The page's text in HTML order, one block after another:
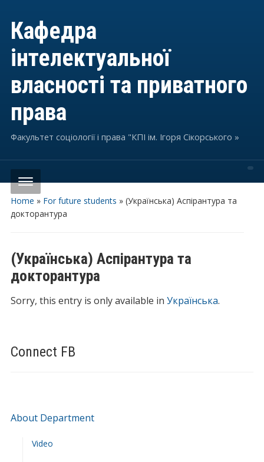
Кафедра
інтелектуальної
власності та приватного
права
Факультет соціології і права "КПІ ім. Ігоря Сікорського »
Home » For future students » (Українська) Аспірантура та
докторантура
Connect FB
About Department
Video
(Українська) Аспірантура та
докторантура
Sorry, this entry is only available in Українська.